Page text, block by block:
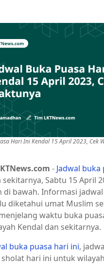
Hari Ini Kendal 15 April 2023, Cek
- Jadwal buka
sekitarnya, Sabtu 15 April
di bawah. Informasi
diketahui umat Muslim
waktu buka
Kendal dan sekitarnya.
buka puasa hari ini,
hari ini untuk